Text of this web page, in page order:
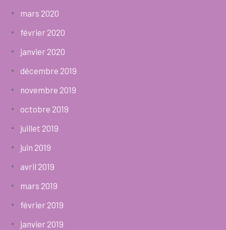
mars 2020
février 2020
janvier 2020
décembre 2019
novembre 2019
octobre 2019
juillet 2019
juin 2019
avril 2019
mars 2019
février 2019
janvier 2019